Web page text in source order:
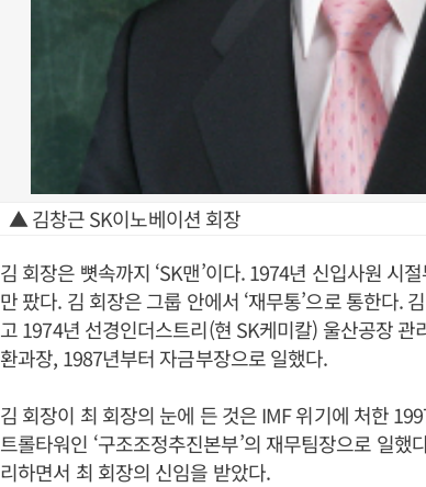
▲ 김창근 SK이노베이션 회장
김 회장은 뼛속까지 ‘SK맨’이다. 1974년 신입사원 시
만 팠다. 김 회장은 그룹 안에서 ‘재무통’으로 통한다.
고 1974년 선경인더스트리(현 SK케미칼) 울산공장
환과장, 1987년부터 자금부장으로 일했다.
김 회장이 최 회장의 눈에 든 것은 IMF 위기에 처한
트롤타워인 ‘구조조정추진본부’의 재무팀장으로 일
리하면서 최 회장의 신임을 받았다.